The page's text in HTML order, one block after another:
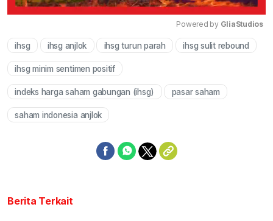
Mute
Powered by GliaStudios
ihsg ihsg anjlok ihsg turun parah ihsg sulit rebound
ihsg minim sentimen positif
indeks harga saham gabungan (ihsg) pasar saham
saham indonesia anjlok
Berita Terkait